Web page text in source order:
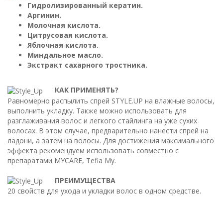
Гидролизированный кератин.
Аргинин.
Молочная кислота.
Цитрусовая кислота.
Яблочная кислота.
Миндальное масло.
Экстракт сахарного тростника.
КАК ПРИМЕНЯТЬ?
Равномерно распылить спрей STYLE.UP на влажные волосы,
выполнить укладку. Также можно использовать для
разглаживания волос и легкого стайлинга на уже сухих
волосах. В этом случае, предварительно нанести спрей на
ладони, а затем на волосы. Для достижения максимального
эффекта рекомендуем использовать совместно с
препаратами MYCARE, Tefia My.
ПРЕИМУЩЕСТВА
20 свойств для ухода и укладки волос в одном средстве.